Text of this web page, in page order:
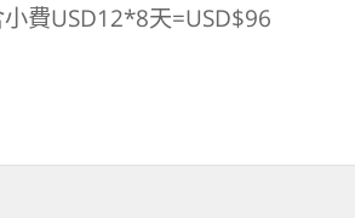
費USD12*8天=USD$96